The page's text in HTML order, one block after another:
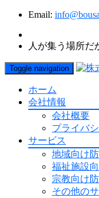
Email:
人が集う場所だ
Toggle navigation
ホーム
会社情報
会社概要
プライバ
サービス
地域向け
福祉施設
宗教向け
その他の